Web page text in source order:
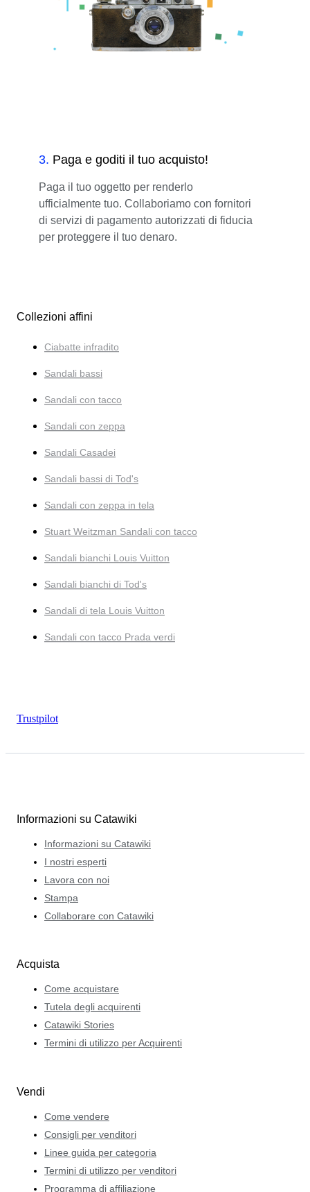
3. Paga e goditi il tuo acquisto!
Paga il tuo oggetto per renderlo
ufficialmente tuo. Collaboriamo con fornitori
di servizi di pagamento autorizzati di fiducia
per proteggere il tuo denaro.
Collezioni affini
Ciabatte infradito
Sandali bassi
Sandali con tacco
Sandali con zeppa
Sandali Casadei
Sandali bassi di Tod's
Sandali con zeppa in tela
Stuart Weitzman Sandali con tacco
Sandali bianchi Louis Vuitton
Sandali bianchi di Tod's
Sandali di tela Louis Vuitton
Sandali con tacco Prada verdi
Trustpilot
Informazioni su Catawiki
Informazioni su Catawiki
I nostri esperti
Lavora con noi
Stampa
Collaborare con Catawiki
Acquista
Come acquistare
Tutela degli acquirenti
Catawiki Stories
Termini di utilizzo per Acquirenti
Vendi
Come vendere
Consigli per venditori
Linee guida per categoria
Termini di utilizzo per venditori
Programma di affiliazione